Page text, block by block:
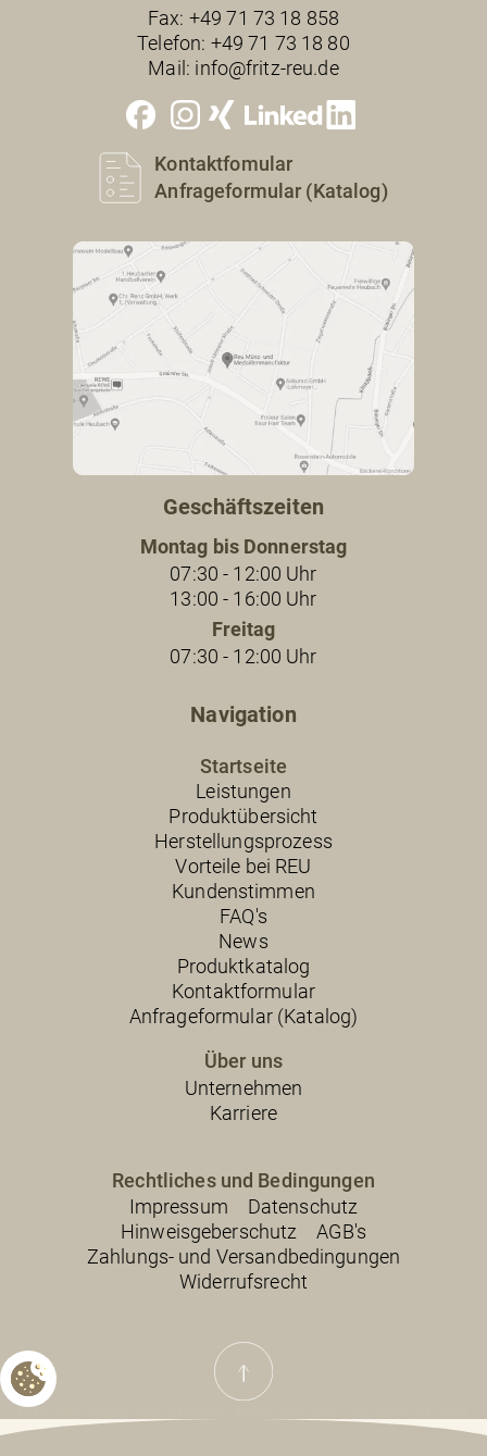
Navigation
Startseite
Leistungen
Produktübersicht
Herstellungsprozess
Vorteile bei REU
Kundenstimmen
FAQ's
News
Produktkatalog
Kontaktformular
Anfrageformular (Katalog)
Über uns
Unternehmen
Karriere
Fax: +49 71 73 18 858
Telefon: +49 71 73 18 80
Mail: info@fritz-reu.de
Kontaktfomular
Anfrageformular (Katalog)
Geschäftszeiten
Montag bis Donnerstag
07:30 - 12:00 Uhr
13:00 - 16:00 Uhr
Freitag
07:30 - 12:00 Uhr
Rechtliches und Bedingungen
Impressum
Datenschutz
Hinweisgeberschutz
AGB's
Zahlungs- und Versandbedingungen
Widerrufsrecht